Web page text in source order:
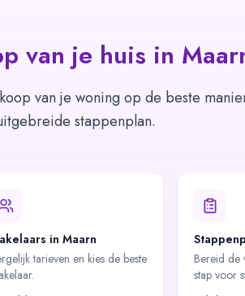
van je huis in
van je woning op de beste
stappenplan.
in Maarn
tarieven en kies de beste
Bereid de
stap voor